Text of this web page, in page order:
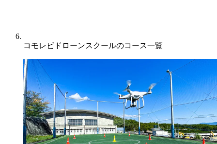
コモレビドローンスクールのコース一覧